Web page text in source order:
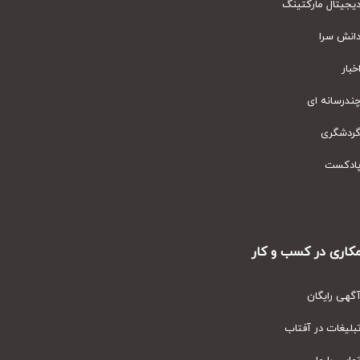
مارکتینگ
سرا
ای
در کسب و کار
رایگان
در آفتاب